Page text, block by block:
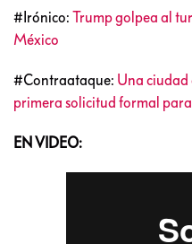
#Irónico: Trump golpea al
México
#Contraataque: Una ciudad
primera solicitud formal
EN VIDEO: